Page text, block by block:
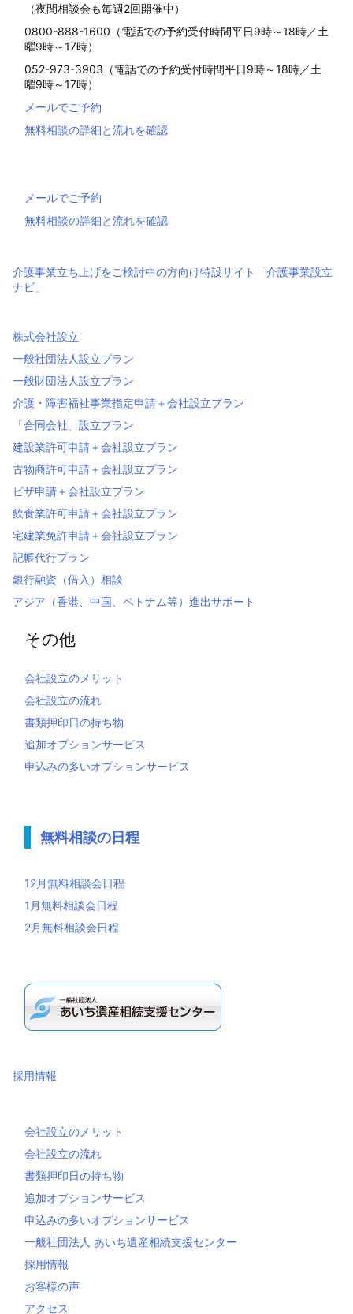
（夜間相談会も毎週2回開催中）
0800-888-1600（電話での予約受付時間平日9時～18時／土
曜9時～17時）
052-973-3903（電話での予約受付時間平日9時～18時／土
曜9時～17時）
メールでご予約
無料相談の詳細と流れを確認
メールでご予約
無料相談の詳細と流れを確認
介護事業立ち上げをご検討中の方向け特設サイト「介護事業設立
ナビ」
株式会社設立
一般社団法人設立プラン
一般財団法人設立プラン
介護・障害福祉事業指定申請＋会社設立プラン
「合同会社」設立プラン
建設業許可申請＋会社設立プラン
古物商許可申請＋会社設立プラン
ビザ申請＋会社設立プラン
飲食業許可申請＋会社設立プラン
宅建業免許申請＋会社設立プラン
記帳代行プラン
銀行融資（借入）相談
アジア（香港、中国、ベトナム等）進出サポート
その他
会社設立のメリット
会社設立の流れ
書類押印日の持ち物
追加オプションサービス
申込みの多いオプションサービス
無料相談の日程
12月無料相談会日程
1月無料相談会日程
2月無料相談会日程
採用情報
会社設立のメリット
会社設立の流れ
書類押印日の持ち物
追加オプションサービス
申込みの多いオプションサービス
一般社団法人 あいち遺産相続支援センター
採用情報
お客様の声
アクセス